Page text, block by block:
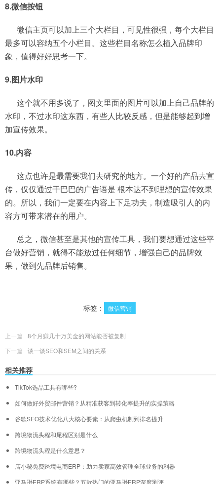
8.微信按钮
微信主页可以加上三个大栏目，可见性很强，每个大栏目
最多可以容纳五个小栏目。这些栏目名称怎么植入品牌印
象，值得好好思考一下。
9.图片水印
这个就不用多说了，图文里面的图片可以加上自己品牌的
水印，不过水印这东西，有些人比较反感，但是能够起到增
加宣传效果。
10.内容
这点也许是最需要我们去研究的地方。一个好的产品去宣
传，仅仅通过干巴巴的广告语是 根本达不到理想的宣传效果
的。所以，我们一定要在内容上下足功夫，制造吸引人的内
容方可带来潜在的用户。
总之，微信甚至是其他的宣传工具，我们要想通过这些平
台做好营销，就得不能放过任何细节，增强自己的品牌效
果，做到先品牌后销售。
标签： 微信营销
上一篇
8个月赚几十万美金的网站能否被复制
下一篇
谈一谈SEO和SEM之间的关系
相关推荐
TikTok选品工具有哪些?
如何做好外贸邮件营销？从精准获客到转化率提升的实操策略
谷歌SEO技术优化八大核心要素：从爬虫机制到排名提升
跨境物流头程和尾程区别是什么
跨境物流头程是什么意思？
店小秘免费跨境电商ERP：助力卖家高效管理全球业务的利器
亚马逊ERP系统有哪些？五款热门的亚马逊ERP深度测评